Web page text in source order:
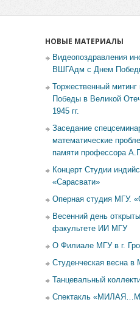
НОВЫЕ МАТЕРИАЛЫ
Видеопоздравления
ВШГАдм с Днем
Торжественный
Победы в Великой
1945 гг.
Заседание
математические
памяти профессора
Концерт Студии
«Сарасвати»
Оперная студия МГУ.
Весенний день
факультете ИИ МГУ
О Филиале МГУ в г.
Студенческая весна в
Танцевальный
Спектакль